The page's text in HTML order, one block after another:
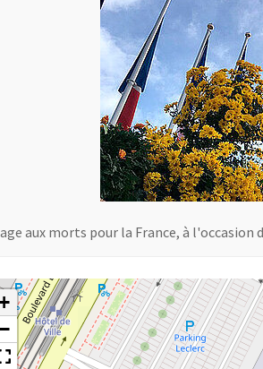
aux morts pour la France, à l'occasion